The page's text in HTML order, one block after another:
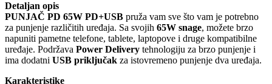
Detaljan opis
PUNJAČ PD 65W PD+USB pruža vam sve što vam je potrebno
za punjenje različitih uređaja. Sa svojih 65W snage, možete brzo
napuniti pametne telefone, tablete, laptopove i druge kompatibilne
uređaje. Podržava Power Delivery tehnologiju za brzo punjenje i
ima dodatni USB priključak za istovremeno punjenje dva uređaja.
Karakteristike